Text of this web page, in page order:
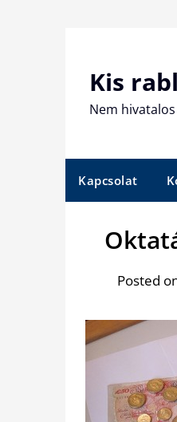
Kis
Nem
Kapcsolat
Posted